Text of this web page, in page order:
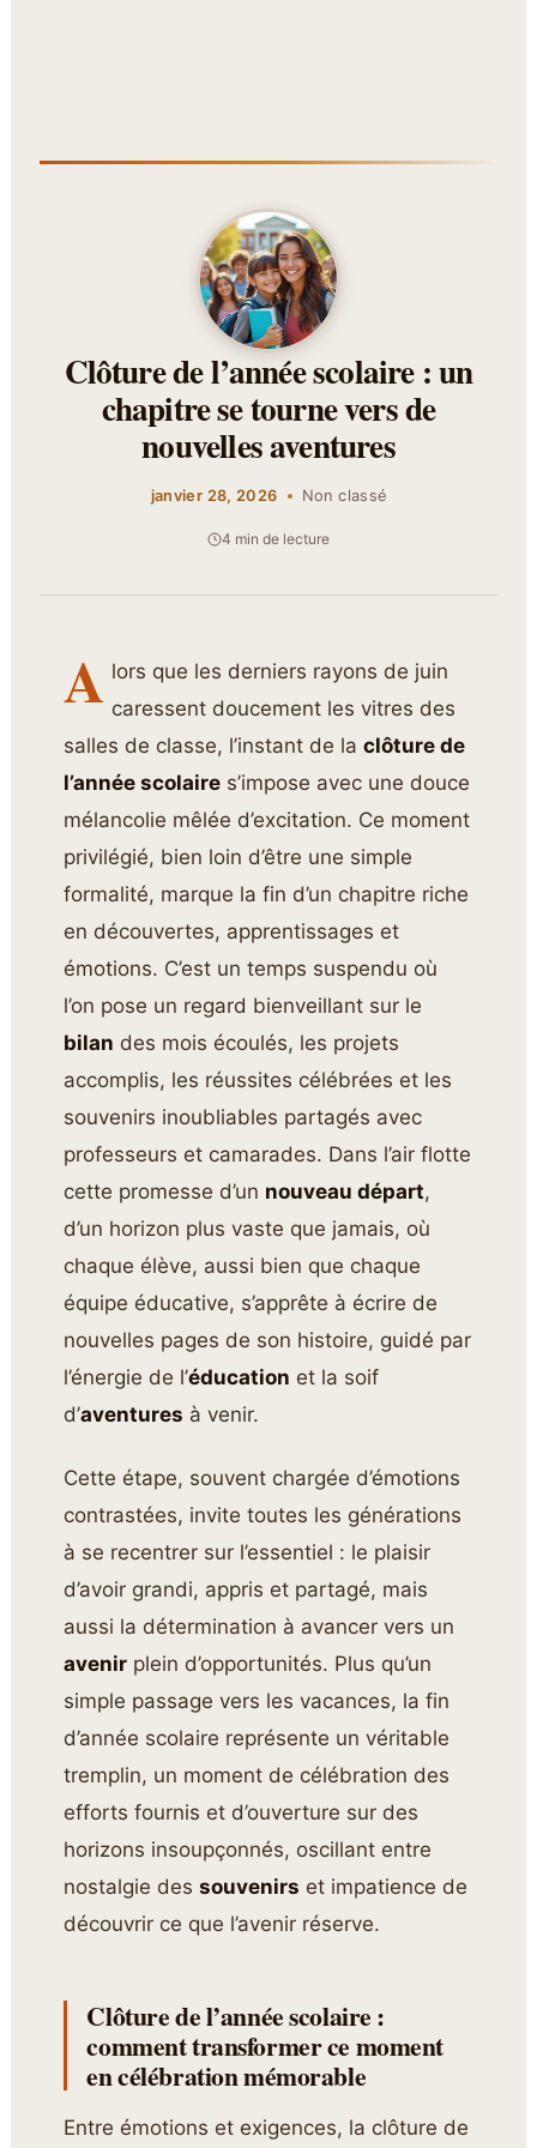
Clôture de l’année scolaire : un
chapitre se tourne vers de
nouvelles aventures
janvier 28, 2026 Non classé
4 min de lecture
A lors que les derniers rayons de juin
caressent doucement les vitres des
salles de classe, l’instant de laclôture de
l’année scolaire s’impose avec une douce
mélancolie mêlée d’excitation. Ce moment
privilégié, bien loin d’être une simple
formalité, marque la fin d’un chapitre riche
en découvertes, apprentissages et
émotions. C’est un temps suspendu où
l’on pose un regard bienveillant sur le
bilan des mois écoulés, les projets
accomplis, les réussites célébrées et les
souvenirs inoubliables partagés avec
professeurs et camarades. Dans l’air flotte
cette promesse d’un nouveau départ,
d’un horizon plus vaste que jamais, où
chaque élève, aussi bien que chaque
équipe éducative, s’apprête à écrire de
nouvelles pages de son histoire, guidé par
l’énergie de l’éducation et la soif
d’aventures à venir.
Cette étape, souvent chargée d’émotions
contrastées, invite toutes les générations
à se recentrer sur l’essentiel : le plaisir
d’avoir grandi, appris et partagé, mais
aussi la détermination à avancer vers un
avenir plein d’opportunités. Plus qu’un
simple passage vers les vacances, la fin
d’année scolaire représente un véritable
tremplin, un moment de célébration des
efforts fournis et d’ouverture sur des
horizons insoupçonnés, oscillant entre
nostalgie dessouvenirs et impatience de
découvrir ce que l’avenir réserve.
Clôture de l’année scolaire :
comment transformer ce moment
en célébration mémorable
Entre émotions et exigences, la clôture de